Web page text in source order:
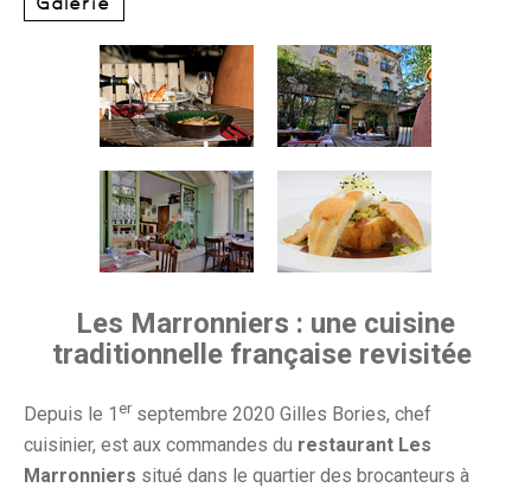
Les Marronniers : une cuisine
traditionnelle française revisitée
Depuis le 1 erseptembre 2020 Gilles Bories, chef
cuisinier, est aux commandes du restaurant Les
Marronniers situé dans le quartier des brocanteurs à